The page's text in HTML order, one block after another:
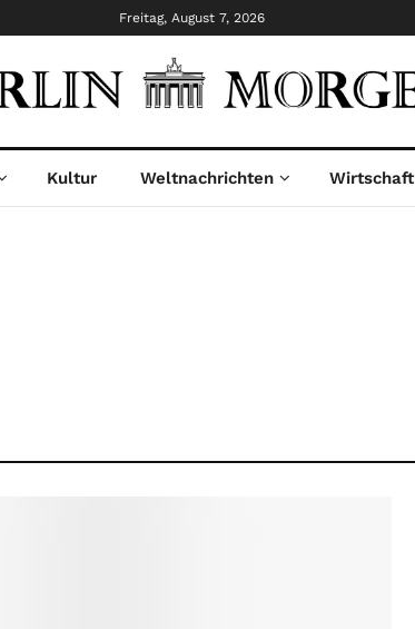
Freitag, August 7, 2026
Kultur Weltnachrichten Wirtschaft